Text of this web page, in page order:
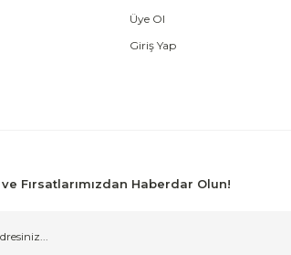
Üye Ol
Giriş Yap
Fırsatlarımızdan Haberdar Olun!